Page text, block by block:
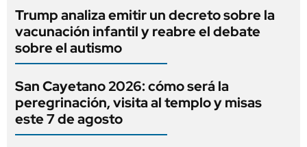
Trump analiza emitir un decreto sobre la
vacunación infantil y reabre el debate
sobre el autismo
San Cayetano 2026: cómo será la
peregrinación, visita al templo y misas
este 7 de agosto